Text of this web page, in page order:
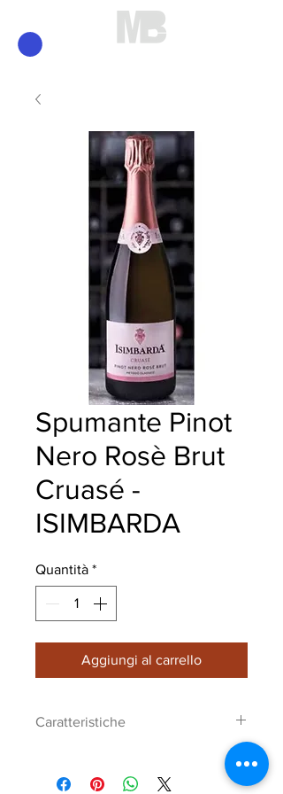
Spumante Pinot
Nero Rosè Brut
Cruasé -
ISIMBARDA
Quantità *
Aggiungi al carrello
Caratteristiche
Spumante Pinot Nero Rosè Brut
Cruasé